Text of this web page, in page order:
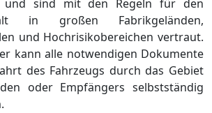
und sind mit den Regeln für den
in großen Fabrikgeländen,
und Hochrisikobereichen vertraut.
kann alle notwendigen Dokumente
des Fahrzeugs durch das Gebiet
oder Empfängers selbstständig